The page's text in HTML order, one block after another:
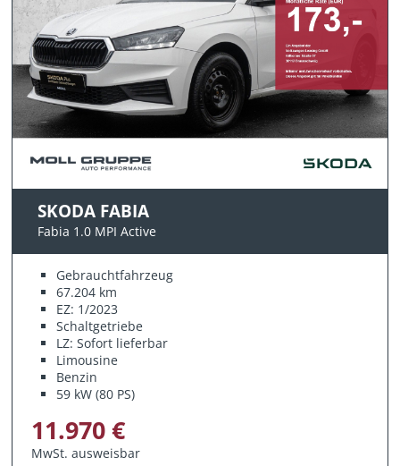
SKODA FABIA
Fabia 1.0 MPI Active
Gebrauchtfahrzeug
67.204 km
EZ: 1/2023
Schaltgetriebe
LZ: Sofort lieferbar
Limousine
Benzin
59 kW (80 PS)
11.970 €
MwSt. ausweisbar